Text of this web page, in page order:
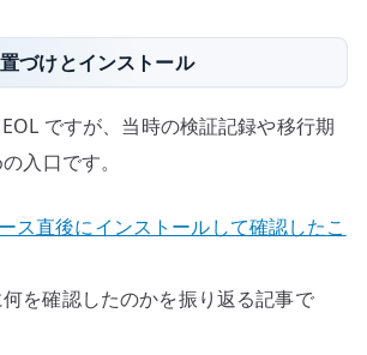
づけとインストール
ですが、当時の検証記録や移行期
入口です。
ス直後にインストールして確認したこ
を確認したのかを振り返る記事で